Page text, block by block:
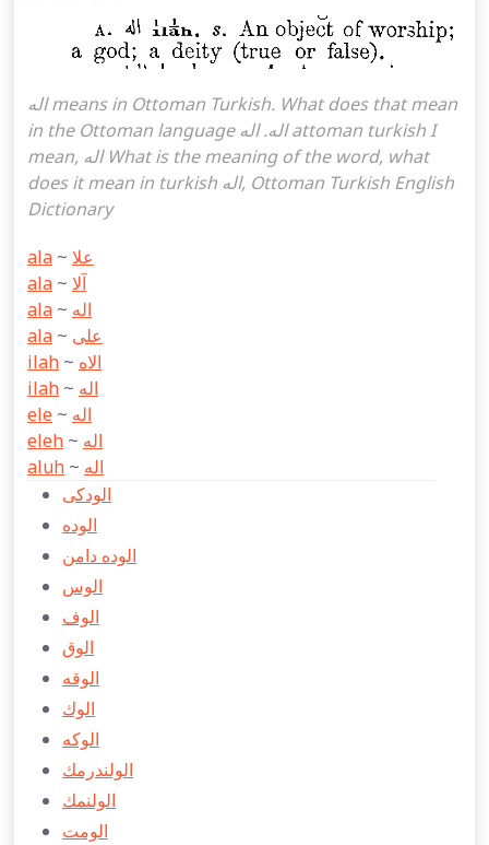
اله means in Ottoman Turkish. What does that mean
in the Ottoman language اله. اله attoman turkish I
mean, اله What is the meaning of the word, what
does it mean in turkish اله, Ottoman Turkish English
Dictionary
ala ~ علا
ala ~ آلا
ala ~ اله
ala ~ علی
ilah ~ الاه
ilah ~ اله
ele ~ اله
eleh ~ اله
aluh ~ اله
الودكی
الوده
الوده دامن
الوس
الوف
الوق
الوقه
الوك
الوكه
الولندرمك
الولنمك
الومت